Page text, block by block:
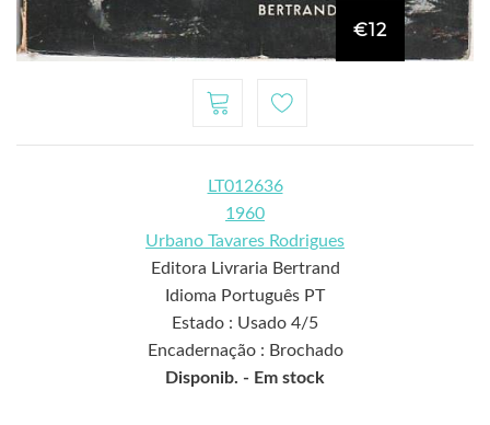
€12
LT012636
1960
Urbano Tavares Rodrigues
Editora Livraria Bertrand
Idioma Português PT
Estado : Usado 4/5
Encadernação : Brochado
Disponib. - Em stock